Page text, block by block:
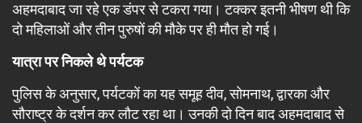
अहमदाबाद जा रहे एक डंपर से टकरा गया। टक्कर इतनी भीषण थी कि
दो महिलाओं और तीन पुरुषों की मौके पर ही मौत हो गई।
यात्रा पर निकले थे पर्यटक
पुलिस के अनुसार, पर्यटकों का यह समूह दीव, सोमनाथ, द्वारका और
सौराष्ट्र के दर्शन कर लौट रहा था। उनकी दो दिन बाद अहमदाबाद से